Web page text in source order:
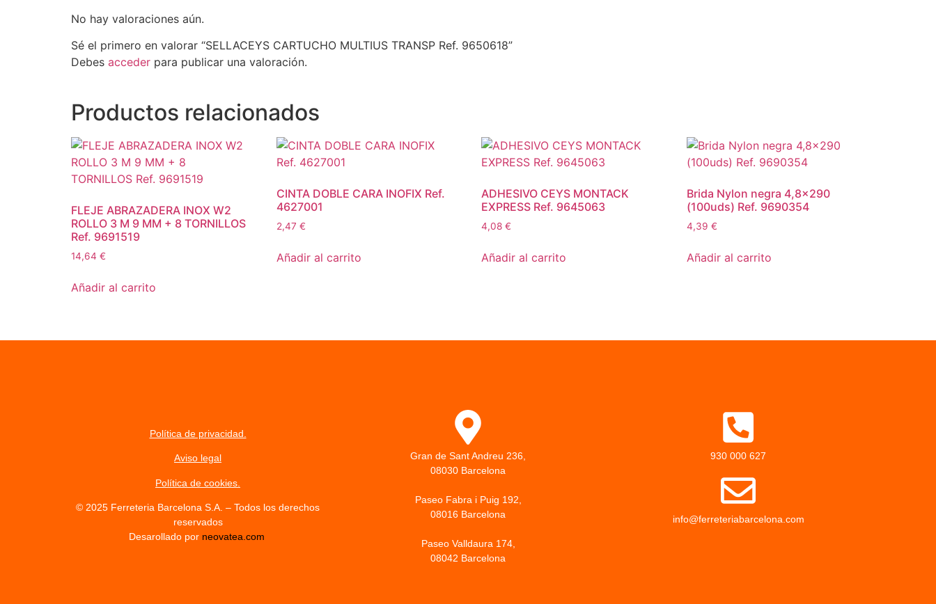
No hay valoraciones aún.
Sé el primero en valorar “SELLACEYS CARTUCHO MULTIUS TRANSP Ref. 9650618”
Debes acceder para publicar una valoración.
Productos relacionados
FLEJE ABRAZADERA INOX W2
ROLLO 3 M 9 MM + 8 TORNILLOS
Ref. 9691519
14,64 €
Añadir al carrito
CINTA DOBLE CARA INOFIX Ref.
4627001
2,47 €
Añadir al carrito
ADHESIVO CEYS MONTACK
EXPRESS Ref. 9645063
4,08€
Añadir al carrito
Brida Nylon negra 4,8×290
(100uds) Ref. 9690354
4,39€
Añadir al carrito
Política de privacidad.
Aviso legal
Política de cookies.
© 2025 Ferreteria Barcelona S.A. – Todos los derechos
reservados
Desarollado por neovatea.com
Gran de Sant Andreu 236,
08030 Barcelona
Paseo Fabra i Puig 192,
08016 Barcelona
Paseo Valldaura 174,
08042 Barcelona
930 000 627
info@ferreteriabarcelona.com